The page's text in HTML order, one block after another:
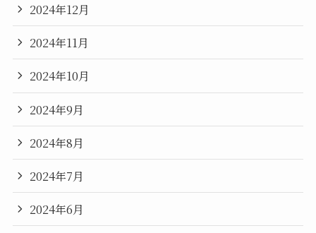
2024年12月
2024年11月
2024年10月
2024年9月
2024年8月
2024年7月
2024年6月